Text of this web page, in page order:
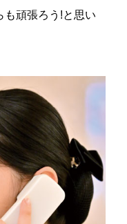
も頑張ろう!と思い